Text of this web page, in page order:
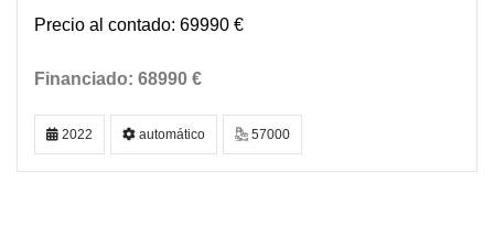
69990 €
68990 €
2022 automático 57000